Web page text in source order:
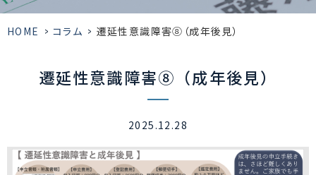
HOME > コラム > 遷延性意識障害⑧（成年後見）
遷延性意識障害⑧（成年後見）
2025.12.28